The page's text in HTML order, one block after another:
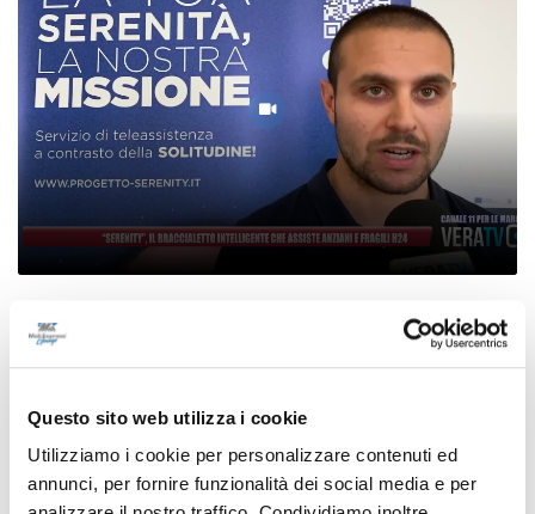
Questo sito web utilizza i cookie
Utilizziamo i cookie per personalizzare contenuti ed
annunci, per fornire funzionalità dei social media e per
assiste anziani e fragili H24